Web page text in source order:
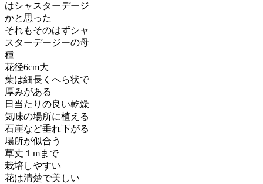
はシャスターデージ
かと思った
それもそのはずシャ
スターデージーの母
種
花径6cm大
葉は細長くへら状で
厚みがある
日当たりの良い乾燥
気味の場所に植える
石崖など垂れ下がる
場所が似合う
草丈１mまで
栽培しやすい
花は清楚で美しい